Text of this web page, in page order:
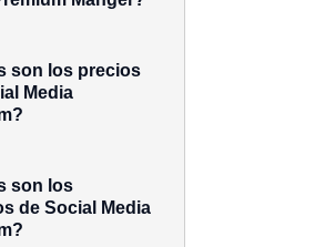
son los precios
Media
son los
de Social Media